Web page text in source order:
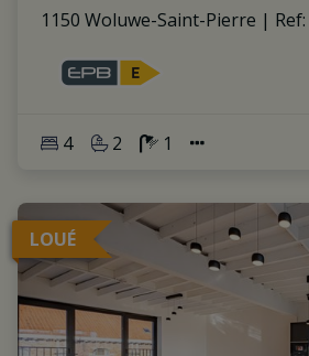
1150 Woluwe-Saint-Pierre | Ref:
4 2 1
LOUÉ